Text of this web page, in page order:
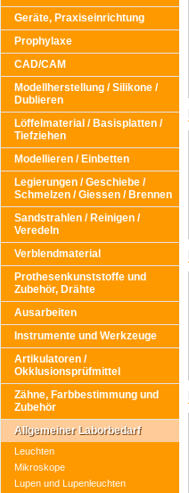
Geräte, Praxiseinrichtung
Prophylaxe
CAD/CAM
Modellherstellung / Silikone /
Dublieren
Löffelmaterial / Basisplatten /
Tiefziehen
Modellieren / Einbetten
Legierungen / Geschiebe /
Schmelzen / Giessen / Brennen
Sandstrahlen / Reinigen /
Veredeln
Verblendmaterial
Prothesenkunststoffe und
Zubehör, Drähte
Ausarbeiten
Instrumente und Werkzeuge
Artikulatoren /
Okklusionsprüfmittel
Zähne, Farbbestimmung und
Zubehör
Allgemeiner Laborbedarf
Leuchten
Mikroskope
Lupen und Lupenleuchten